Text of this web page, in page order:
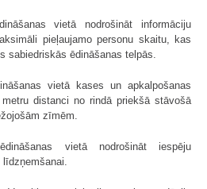
vietā nodrošināt informāciju
pieļaujamo personu skaitu, kas
sabiedriskās ēdināšanas telpās.
vietā kases un apkalpošanas
distanci no rindā priekšā stāvošā
zīmēm.
vietā nodrošināt iespēju